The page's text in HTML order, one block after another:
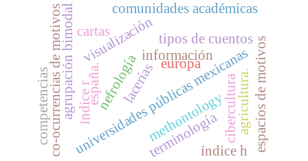
información
visualización
universidades públicas mexicanas
comunidades académicas
cibercultura
methontology
nefrología
terminología
agrupación bimodal lacerías
co-ocurrencias de motivos espacios de motivos
tipos de cuentos
cartas
españa.
competencias
europa
agricultura.
índice r
índice h